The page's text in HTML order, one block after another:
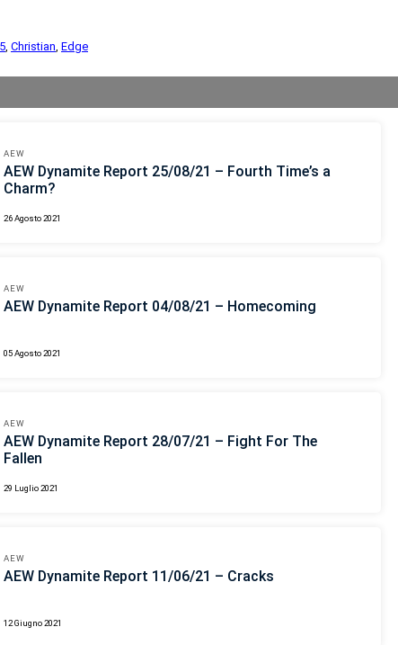
Christian Edge
AEW
AEW Dynamite Report 25/08/21 – Fourth Time’s a
Charm?
26 Agosto 2021
AEW
AEW Dynamite Report 04/08/21 – Homecoming
05 Agosto 2021
AEW
AEW Dynamite Report 28/07/21 – Fight For The
Fallen
29 Luglio 2021
AEW
AEW Dynamite Report 11/06/21 – Cracks
12 Giugno 2021